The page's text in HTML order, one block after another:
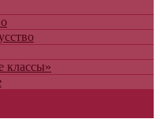
классы»